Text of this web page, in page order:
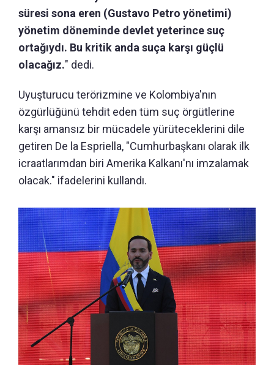
süresi sona eren (Gustavo Petro yönetimi)
yönetim döneminde devlet yeterince suç
ortağıydı. Bu kritik anda suça karşı güçlü
olacağız." dedi.
Uyuşturucu terörizmine ve Kolombiya'nın
özgürlüğünü tehdit eden tüm suç örgütlerine
karşı amansız bir mücadele yürüteceklerini dile
getiren De la Espriella, "Cumhurbaşkanı olarak ilk
icraatlarımdan biri Amerika Kalkanı'nı imzalamak
olacak." ifadelerini kullandı.